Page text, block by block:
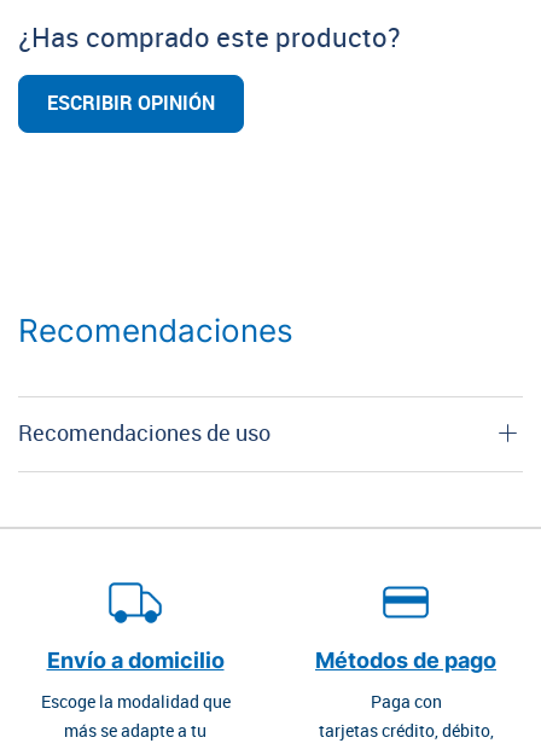
¿Has comprado este producto?
ESCRIBIR OPINIÓN
Recomendaciones
Recomendaciones de uso
Envío a domicilio
Escoge la modalidad que
más se adapte a tu
Métodos de pago
Paga con
tarjetas crédito, débito,